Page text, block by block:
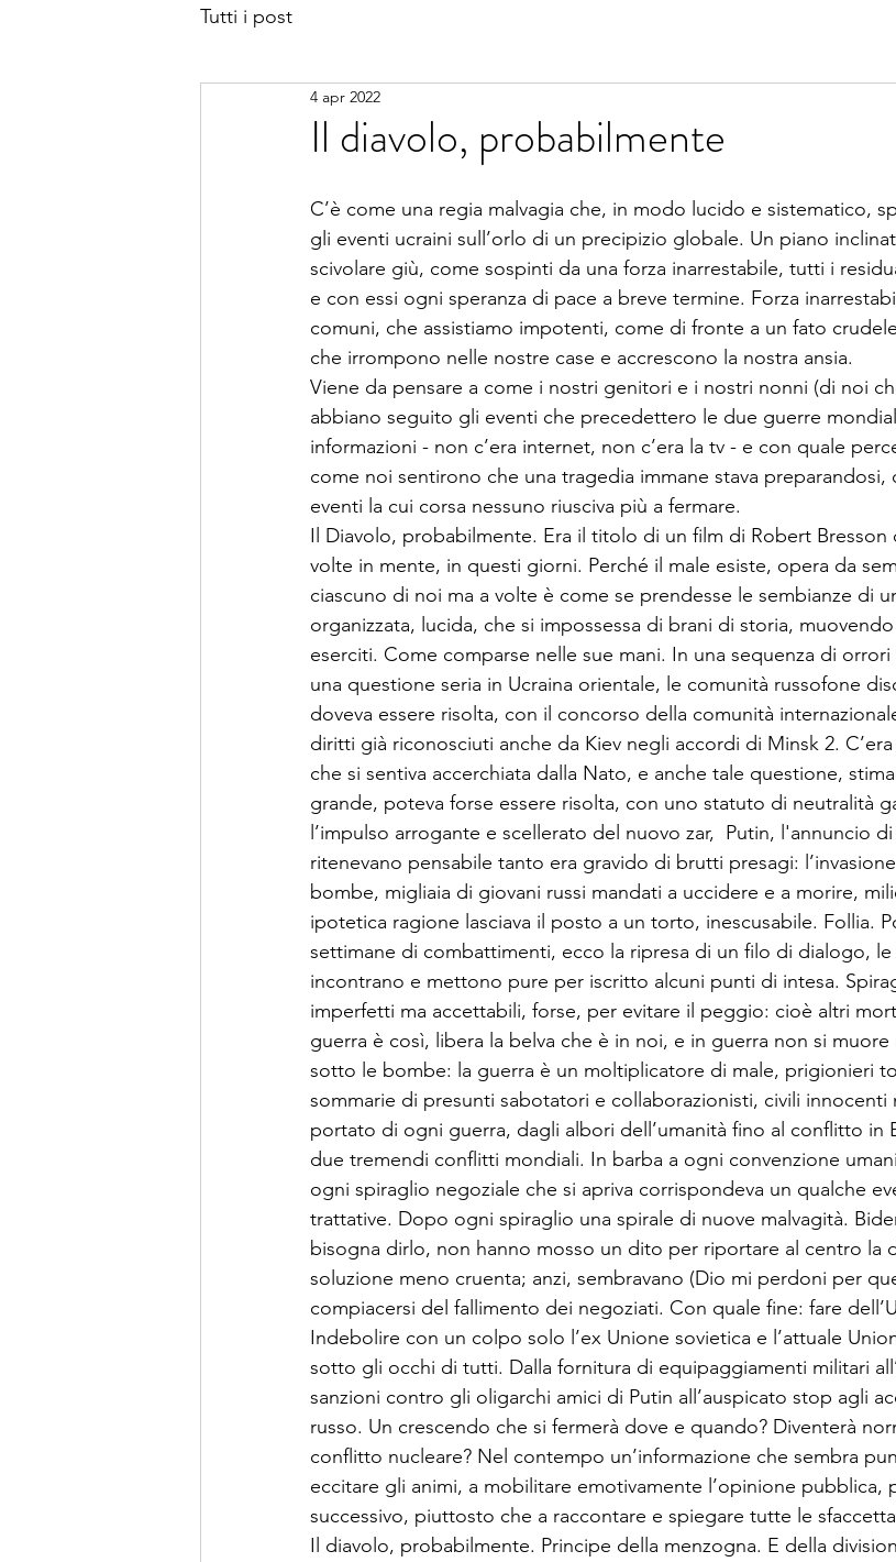
Tutti i post
Il diavolo, probabilmente
4 apr 2022
C’è come una regia malvagia che, in modo lucido e sistematico,
gli eventi ucraini sull’orlo di un precipizio globale. Un piano
scivolare giù, come sospinti da una forza inarrestabile, tutti i
e con essi ogni speranza di pace a breve termine. Forza
comuni, che assistiamo impotenti, come di fronte a un fato
che irrompono nelle nostre case e accrescono la nostra ansia.
Viene da pensare a come i nostri genitori e i nostri nonni (di noi
abbiano seguito gli eventi che precedettero le due guerre
informazioni - non c’era internet, non c’era la tv - e con quale
come noi sentirono che una tragedia immane stava
eventi la cui corsa nessuno riusciva più a fermare.
Il Diavolo, probabilmente. Era il titolo di un film di Robert Bresson
volte in mente, in questi giorni. Perché il male esiste, opera da
ciascuno di noi ma a volte è come se prendesse le sembianze di
organizzata, lucida, che si impossessa di brani di storia,
eserciti. Come comparse nelle sue mani. In una sequenza di
una questione seria in Ucraina orientale, le comunità russofone
doveva essere risolta, con il concorso della comunità
diritti già riconosciuti anche da Kiev negli accordi di Minsk 2.
che si sentiva accerchiata dalla Nato, e anche tale questione,
grande, poteva forse essere risolta, con uno statuto di neutralità
l’impulso arrogante e scellerato del nuovo zar,  Putin, l'annuncio
ritenevano pensabile tanto era gravido di brutti presagi:
bombe, migliaia di giovani russi mandati a uccidere e a morire,
ipotetica ragione lasciava il posto a un torto, inescusabile. Follia.
settimane di combattimenti, ecco la ripresa di un filo di dialogo,
incontrano e mettono pure per iscritto alcuni punti di intesa.
imperfetti ma accettabili, forse, per evitare il peggio: cioè altri
guerra è così, libera la belva che è in noi, e in guerra non si
sotto le bombe: la guerra è un moltiplicatore di male, prigionieri
sommarie di presunti sabotatori e collaborazionisti, civili innocenti
portato di ogni guerra, dagli albori dell’umanità fino al conflitto in
due tremendi conflitti mondiali. In barba a ogni convenzione
ogni spiraglio negoziale che si apriva corrispondeva un qualche
trattative. Dopo ogni spiraglio una spirale di nuove malvagità.
bisogna dirlo, non hanno mosso un dito per riportare al centro la
soluzione meno cruenta; anzi, sembravano (Dio mi perdoni per
compiacersi del fallimento dei negoziati. Con quale fine: fare
Indebolire con un colpo solo l’ex Unione sovietica e l’attuale
sotto gli occhi di tutti. Dalla fornitura di equipaggiamenti militari
sanzioni contro gli oligarchi amici di Putin all’auspicato stop agli
russo. Un crescendo che si fermerà dove e quando? Diventerà
conflitto nucleare? Nel contempo un’informazione che sembra
eccitare gli animi, a mobilitare emotivamente l’opinione pubblica,
successivo, piuttosto che a raccontare e spiegare tutte le
Il diavolo, probabilmente. Principe della menzogna. E della